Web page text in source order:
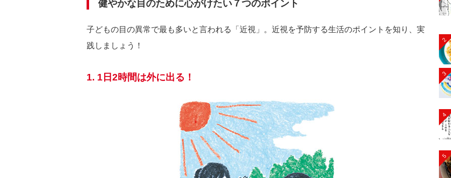
健やかな目のために心がけたい７つのポイント
子どもの目の異常で最も多いと言われる「近視」。近視を予防する生活のポイントを知り、実
践しましょう！
1. 1日2時間は外に出る！
2
3
4
5